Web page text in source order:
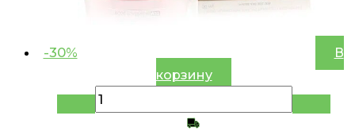
-30%
В
корзину